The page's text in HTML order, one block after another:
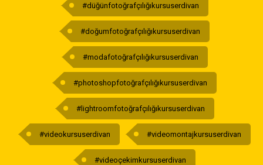
#düğünfotoğrafçılığıkursuserdivan
#doğumfotoğrafçılığıkursuserdivan
#modafotoğrafçılığıkursuserdivan
#photoshopfotoğrafçılığıkursuserdivan
#lightroomfotoğrafçılığıkursuserdivan
#videokursuserdivan #videomontajkursuserdivan
#videoçekimkursuserdivan